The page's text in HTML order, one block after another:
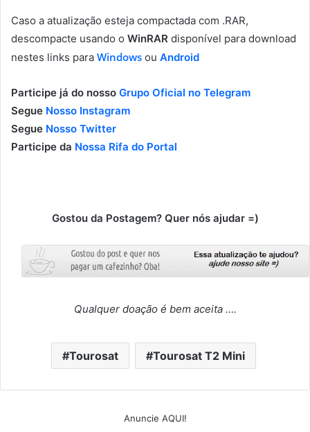
Caso a atualização esteja compactada com .RAR,
descompacte usando o WinRAR disponível para download
nestes links para Windows ou Android
Participe já do nosso Grupo Oficial no Telegram
Segue Nosso Instagram
Segue Nosso Twitter
Participe da Nossa Rifa do Portal
Gostou da Postagem? Quer nós ajudar =)
Qualquer doação é bem aceita ….
Tourosat Tourosat T2 Mini
Anuncie AQUI!